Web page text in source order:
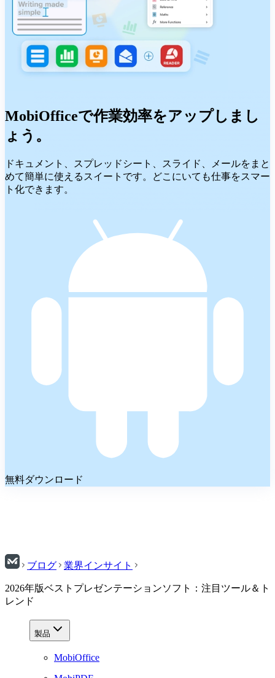
MobiOfficeで作業効率をアップしまし
ょう。
ドキュメント、スプレッドシート、スライド、メールをまと
めて簡単に使えるスイートです。どこにいても仕事をスマー
ト化できます。
無料ダウンロード
ブログ 業界インサイト
2026年版ベストプレゼンテーションソフト：注目ツール＆ト
レンド
製品
MobiOffice